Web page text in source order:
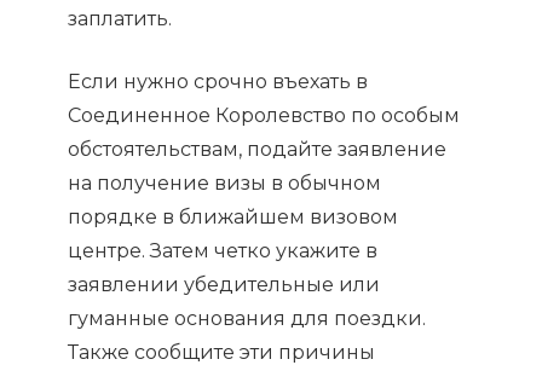
заплатить.
Если нужно срочно въехать в
Соединенное Королевство по особым
обстоятельствам, подайте заявление
на получение визы в обычном
порядке в ближайшем визовом
центре. Затем четко укажите в
заявлении убедительные или
гуманные основания для поездки.
Также сообщите эти причины